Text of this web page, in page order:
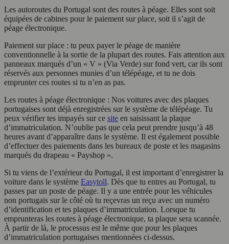
Les autoroutes du Portugal sont des routes à péage. Elles sont soit
équipées de cabines pour le paiement sur place, soit il s’agit de
péage électronique.
Paiement sur place : tu peux payer le péage de manière
conventionnelle à la sortie de la plupart des routes. Fais attention aux
panneaux marqués d’un « V » (Via Verde) sur fond vert, car ils sont
réservés aux personnes munies d’un télépéage, et tu ne dois
emprunter ces routes si tu n’en as pas.
Les routes à péage électronique : Nos voitures avec des plaques
portugaises sont déjà enregistrées sur le système de télépéage. Tu
peux vérifier tes impayés sur ce site en saisissant la plaque
d’immatriculation. N’oublie pas que cela peut prendre jusqu’à 48
heures avant d’apparaître dans le système. Il est également possible
d’effectuer des paiements dans les bureaux de poste et les magasins
marqués du drapeau « Payshop ».
Si tu viens de l’extérieur du Portugal, il est important d’enregistrer la
voiture dans le système Easytoll. Dès que tu entres au Portugal, tu
passes par un poste de péage. Il y a une entrée pour les véhicules
non portugais sur le côté où tu reçevras un reçu avec un numéro
d’identification et tes plaques d’immatriculation. Lorsque tu
emprunteras les routes à péage électronique, ta plaque sera scannée.
À partir de là, le processus est le même que pour les plaques
d’immatriculation portugaises mentionnées ci-dessus.